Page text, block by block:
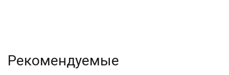
Рекомендуемые